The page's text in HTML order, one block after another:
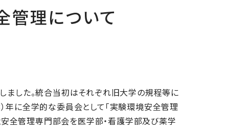
管理について
した。統合当初はそれぞれ旧大学の規程等に
年に全学的な委員会として「実験環境安全管理
全管理専門部会を医学部・看護学部及び薬学